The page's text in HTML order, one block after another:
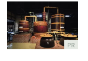
PR